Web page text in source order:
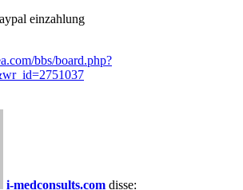
einzahlung
bbs/board.php?
i-medconsults.com disse: